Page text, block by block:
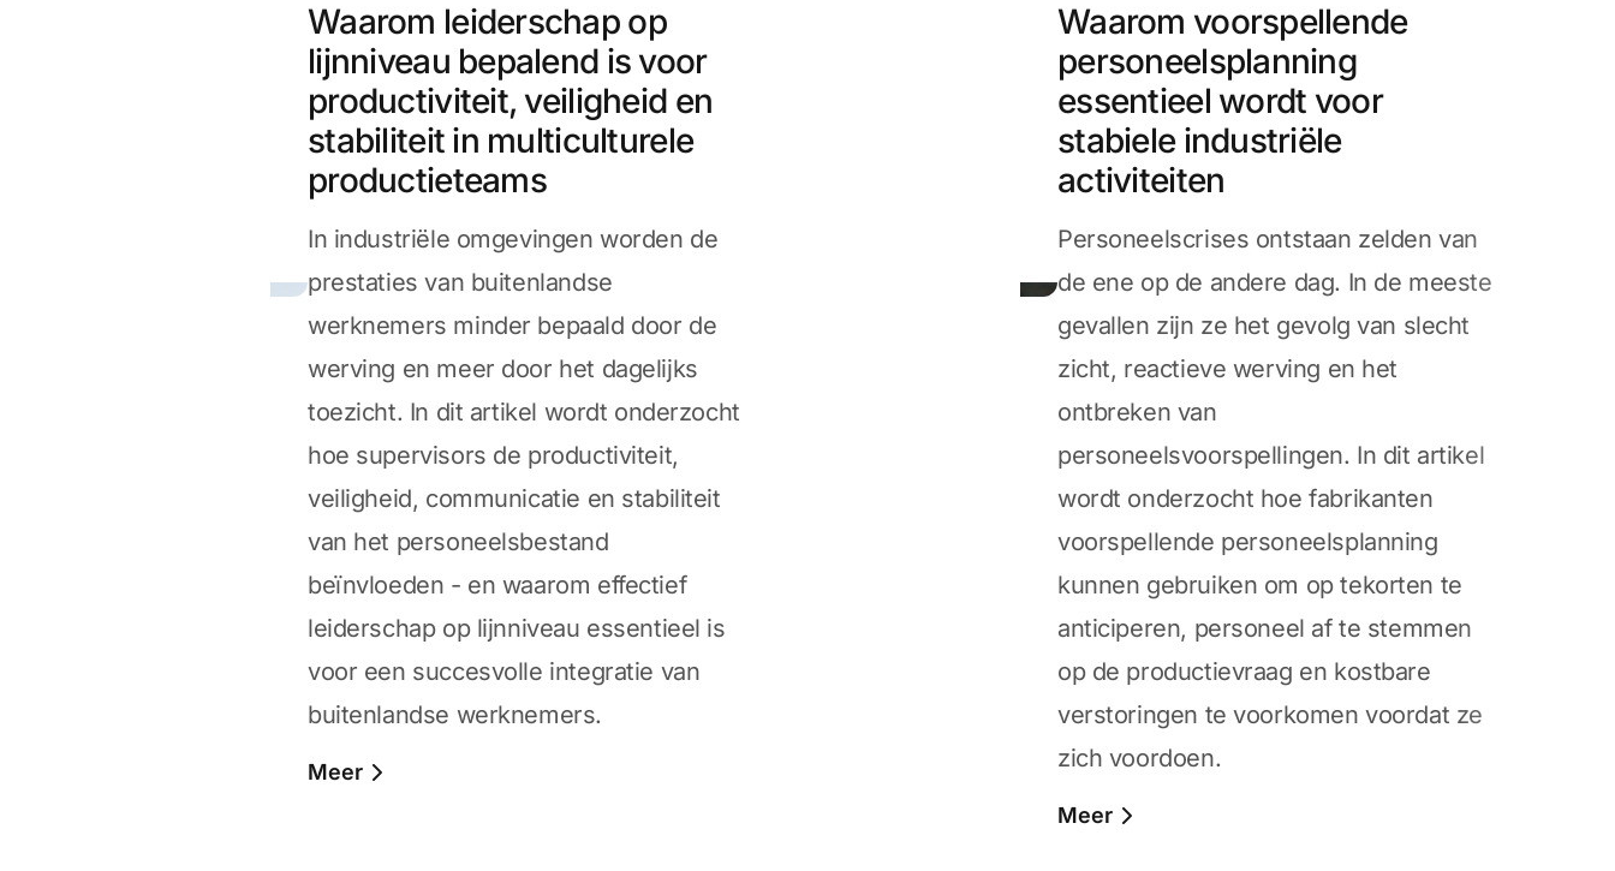
Waarom leiderschap op
lijnniveau bepalend is voor
productiviteit, veiligheid en
stabiliteit in multiculturele
productieteams
In industriële omgevingen worden de
prestaties van buitenlandse
werknemers minder bepaald door de
werving en meer door het dagelijks
toezicht. In dit artikel wordt onderzocht
hoe supervisors de productiviteit,
veiligheid, communicatie en stabiliteit
van het personeelsbestand
beïnvloeden - en waarom effectief
leiderschap op lijnniveau essentieel is
voor een succesvolle integratie van
buitenlandse werknemers.
Meer
Waarom voorspellende
personeelsplanning
essentieel wordt voor
stabiele industriële
activiteiten
Personeelscrises ontstaan zelden van
de ene op de andere dag. In de meeste
gevallen zijn ze het gevolg van slecht
zicht, reactieve werving en het
ontbreken van
personeelsvoorspellingen. In dit artikel
wordt onderzocht hoe fabrikanten
voorspellende personeelsplanning
kunnen gebruiken om op tekorten te
anticiperen, personeel af te stemmen
op de productievraag en kostbare
verstoringen te voorkomen voordat ze
zich voordoen.
Meer